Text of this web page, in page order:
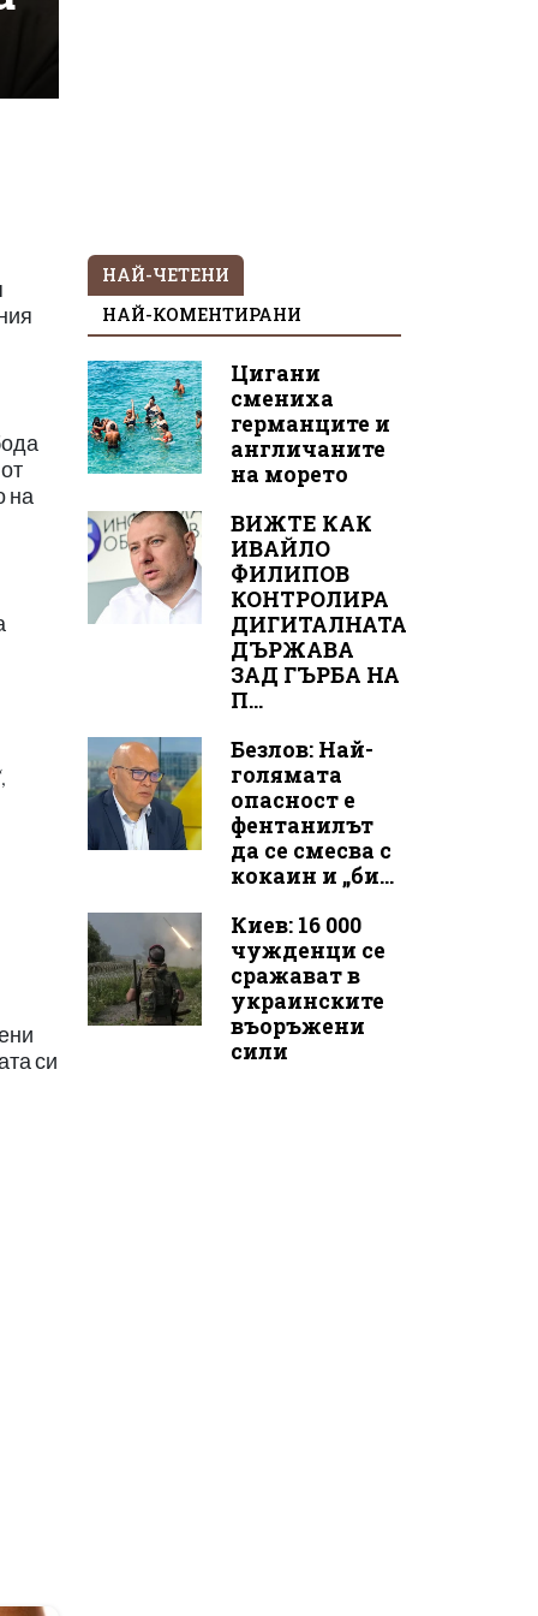
на
си
НАЙ-ЧЕТЕНИ
НАЙ-КОМЕНТИРАНИ
Цигани
смениха
германците и
англичаните
на морето
ВИЖТЕ КАК
ИВАЙЛО
ФИЛИПОВ
КОНТРОЛИРА
ДИГИТАЛНАТА
ДЪРЖАВА
ЗАД ГЪРБА НА
П...
Безлов: Най-
голямата
опасност е
фентанилът
да се смесва с
кокаин и „би...
Киев: 16 000
чужденци се
сражават в
украинските
въоръжени
сили